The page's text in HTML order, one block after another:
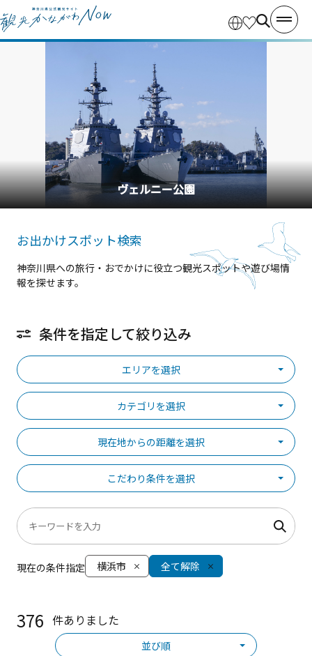
横浜中華街
お出かけスポット検索
神奈川県への旅行・おでかけに役立つ観光スポットや遊び場情
報を探せます。
条件を指定して絞り込み
エリアを選択
カテゴリを選択
現在地からの距離を選択
こだわり条件を選択
現在の条件指定 横浜市 全て解除
376 件ありました
並び順